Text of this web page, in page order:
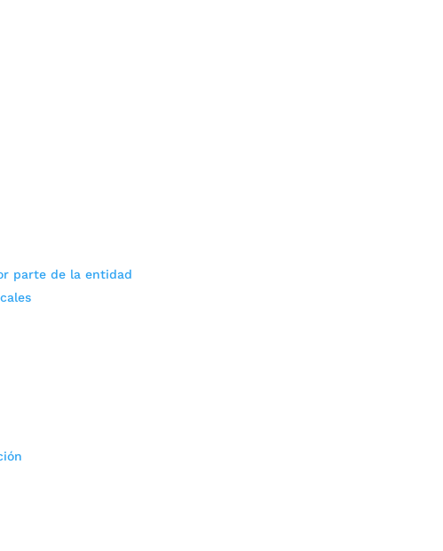
parte de la entidad